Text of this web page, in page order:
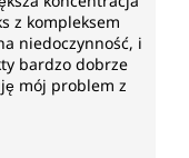
i układu
zmęczenia i
przed stresem
przy
do
z kompleksem
niedoczynność, i
bardzo dobrze
mój problem z